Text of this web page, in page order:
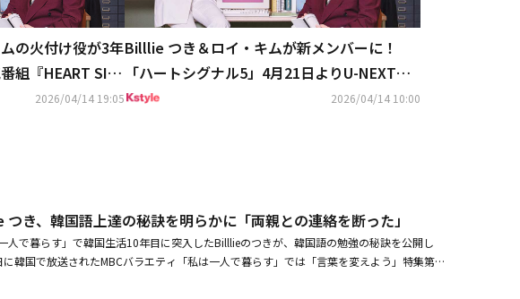
の火付け役が3年
組『HEART SIG
オリジナルと
2026/04/14 19:05
Billlie つき＆ロイ・キムが新メンバーに！
「ハートシグナル5」4月21日よりU-NEXTで
独占配信
2026/04/14 10:00
き、韓国語上達の秘訣を明らかに「両親との連絡を断った」
一人で暮らす」で韓国生活10年目に突入したBilllieのつきが、韓国語の勉強の秘訣を公開し
に韓国で放送されたMBCバラエティ「私は一人で暮らす」では「言葉を変えよう」特集第4